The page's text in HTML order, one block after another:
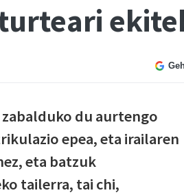
du aurtengo
epea, eta irailaren
eta batzuk
tailerra, tai chi,